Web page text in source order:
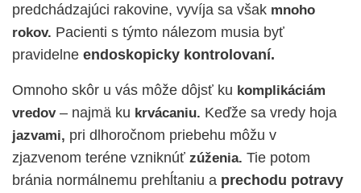
predchádzajúci rakovine, vyvíja sa však mnoho
rokov. Pacienti s týmto nálezom musia byť
pravidelne endoskopicky kontrolovaní.
Omnoho skôr u vás môže dôjsť ku komplikáciám
vredov– najmä ku krvácaniu. Keďže sa vredy hoja
jazvami, pri dlhoročnom priebehu môžu v
zjazvenom teréne vzniknúť zúženia. Tie potom
bránia normálnemu prehĺtaniu a prechodu potravy